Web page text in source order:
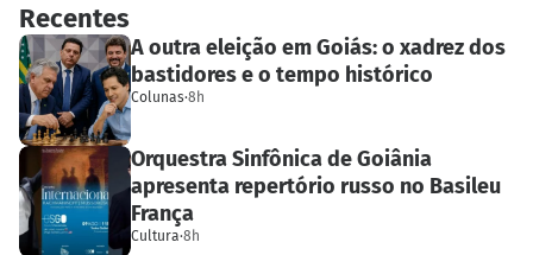
Recentes
A outra eleição em Goiás: o xadrez dos
bastidores e o tempo histórico
Colunas·8h
Orquestra Sinfônica de Goiânia
apresenta repertório russo no Basileu
França
Cultura·8h